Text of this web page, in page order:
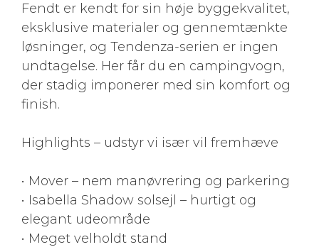
Fendt er kendt for sin høje byggekvalitet,
eksklusive materialer og gennemtænkte
løsninger, og Tendenza-serien er ingen
undtagelse. Her får du en campingvogn,
der stadig imponerer med sin komfort og
finish.
Highlights – udstyr vi især vil fremhæve
• Mover – nem manøvrering og parkering
• Isabella Shadow solsejl – hurtigt og
elegant udeområde
• Meget velholdt stand